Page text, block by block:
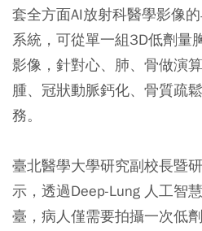
套全方面AI放射科醫學影像
系統，可從單一組3D低劑量
影像，針對心、肺、骨做演
腫、冠狀動脈鈣化、骨質疏
務。
臺北醫學大學研究副校長暨
示，透過Deep-Lung 人工智
臺，病人僅需要拍攝一次低